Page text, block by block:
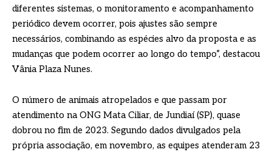
diferentes sistemas, o monitoramento e acompanhamento
periódico devem ocorrer, pois ajustes são sempre
necessários, combinando as espécies alvo da proposta e as
mudanças que podem ocorrer ao longo do tempo”, destacou
Vânia Plaza Nunes.
O número de animais atropelados e que passam por
atendimento na ONG Mata Ciliar, de Jundiaí (SP), quase
dobrou no fim de 2023. Segundo dados divulgados pela
própria associação, em novembro, as equipes atenderam 23